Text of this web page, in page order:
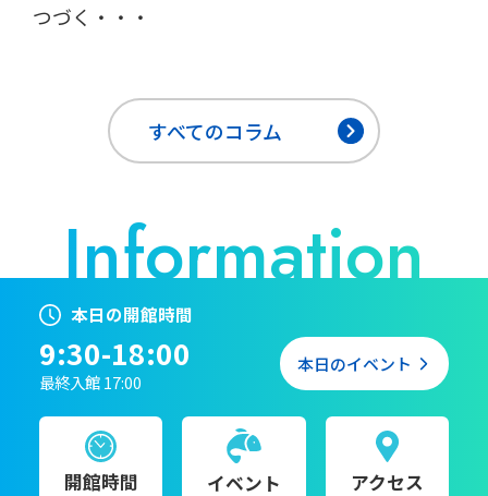
つづく・・・
すべてのコラム
本日の開館時間
9:30-18:00
最終入館 17:00
本日のイベント
開館時間
イベント
アクセス